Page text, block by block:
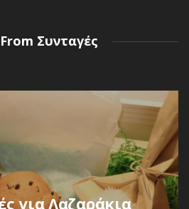
Συνταγές
για Λαζαράκια